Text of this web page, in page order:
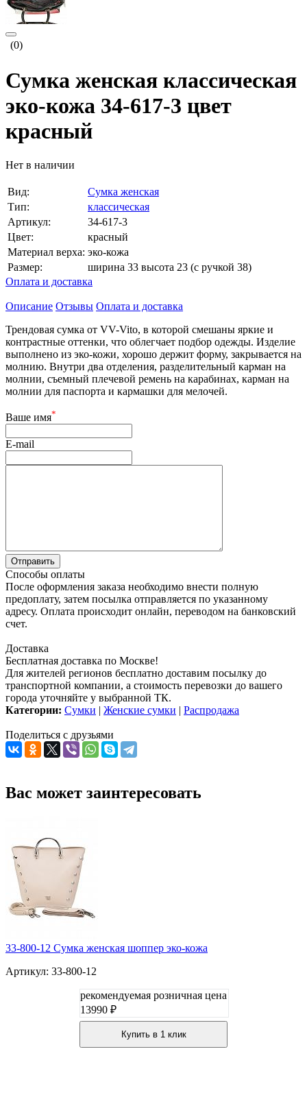
(0)
Сумка женская классическая
эко-кожа 34-617-3 цвет
красный
Нет в наличии
Вид:
Сумка женская
Тип:
классическая
Артикул:
34-617-3
Цвет:
красный
Материал верха: эко-кожа
Размер:
ширина 33 высота 23 (с ручкой 38)
Оплата и доставка
Описание Отзывы Оплата и доставка
Трендовая сумка от VV-Vito, в которой смешаны яркие и
контрастные оттенки, что облегчает подбор одежды. Изделие
выполнено из эко-кожи, хорошо держит форму, закрывается на
молнию. Внутри два отделения, разделительный карман на
молнии, съемный плечевой ремень на карабинах, карман на
молнии для паспорта и кармашки для мелочей.
Ваше имя*
E-mail
Способы оплаты
После оформления заказа необходимо внести полную
предоплату, затем посылка отправляется по указанному
адресу. Оплата происходит онлайн, переводом на банковский
счет.
Доставка
Бесплатная доставка по Москве!
Для жителей регионов бесплатно доставим посылку до
транспортной компании, а стоимость перевозки до вашего
города уточняйте у выбранной ТК.
Категории: Сумки | Женские сумки | Распродажа
Поделиться с друзьями
Вас может заинтересовать
33-800-12 Сумка женская шоппер эко-кожа
Артикул: 33-800-12
рекомендуемая розничная цена
13990 ₽
Купить в 1 клик